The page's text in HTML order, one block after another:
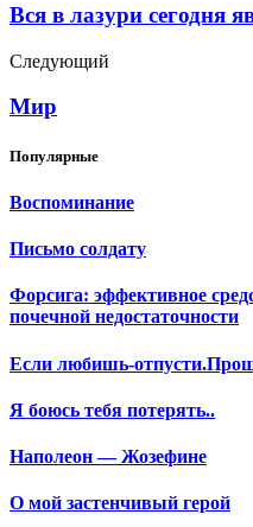
Вся в лазури сегодня
Следующий
Мир
Популярные
Воспоминание
Письмо солдату
Форсига: эффективное
почечной недостаточности
Если любишь-
Я боюсь тебя потерять..
Наполеон — Жозефине
О мой застенчивый герой